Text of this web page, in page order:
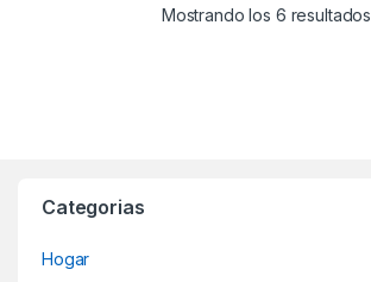
Mostrando los 6 resultados
Categorias
Hogar